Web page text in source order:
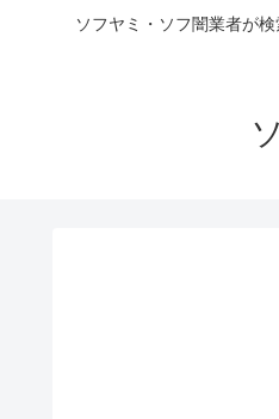
ソフヤミ・ソフ闇業者が